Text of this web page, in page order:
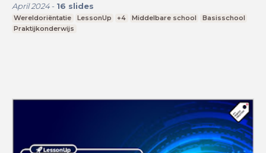
April 2024- 16 slides
Wereldoriëntatie LessonUp +4 Middelbare school
Basisschool
Praktijkonderwijs